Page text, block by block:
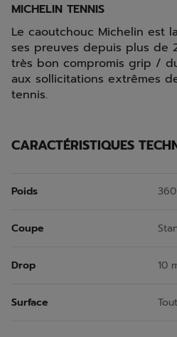
MICHELIN TENNIS
Le caoutchouc Michelin est
ses preuves depuis plus de
très bon compromis grip /
aux sollicitations extrêmes
tennis.
CARACTÉRISTIQUES
Poids
Coupe
Drop 10
Surface